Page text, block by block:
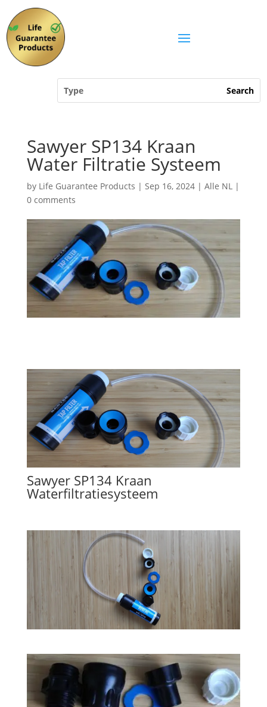
Sawyer SP134 Kraan
Water Filtratie Systeem
by Life Guarantee Products | Sep 16, 2024| Alle NL|
0 comments
Sawyer SP134 Kraan
Waterfiltratiesysteem